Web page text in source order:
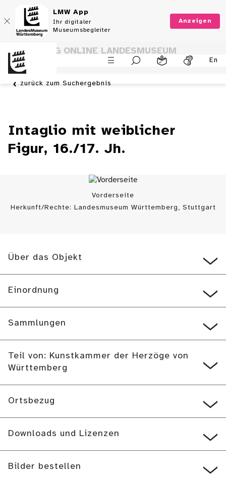
LMW App
Ihr digitaler
Museumsbegleiter
Anzeigen
En
SAMMLUNG ONLINE LANDESMUSEUM
WÜRTTEMBERG
zurück zum Suchergebnis
Intaglio mit weiblicher
Figur, 16./17. Jh.
Vorderseite
Herkunft/Rechte: Landesmuseum Württemberg, Stuttgart
Über das Objekt
Einordnung
Sammlungen
Teil von: Kunstkammer der Herzöge von
Württemberg
Ortsbezug
Downloads und Lizenzen
Bilder bestellen